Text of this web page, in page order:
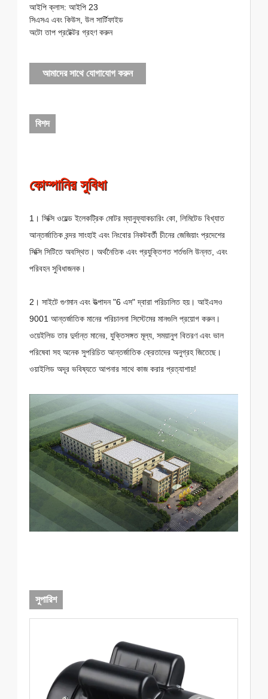
আইপি ক্লাস: আইপি 23
সিএসএ এবং কিউস, উল সার্টিফাইড
অটো তাপ প্রটেক্টর গ্রহণ করুন
আমাদের সাথে যোগাযোগ করুন
বিশদ
কোম্পানির সুবিধা
1। সিক্সি ওয়েল্ড ইলেকট্রিক মোটর ম্যানুফ্যাকচারিং কো, লিমিটেড বিখ্যাত
আন্তর্জাতিক বন্দর সাংহাই এবং নিংবোর নিকটবর্তী চীনের জেজিয়াং প্রদেশের
সিক্সি সিটিতে অবস্থিত। অর্থনৈতিক এবং প্রযুক্তিগত শর্তগুলি উন্নত, এবং
পরিবহন সুবিধাজনক।
2। সাইটে গুণমান এবং উত্পাদন "6 এস" দ্বারা পরিচালিত হয়। আইএসও
9001 আন্তর্জাতিক মানের পরিচালনা সিস্টেমের মানগুলি প্রয়োগ করুন।
ওয়েইলিড তার দুর্দান্ত মানের, যুক্তিসঙ্গত মূল্য, সময়ানুগ বিতরণ এবং ভাল
পরিষেবা সহ অনেক সুপরিচিত আন্তর্জাতিক ক্রেতাদের অনুগ্রহ জিতেছে।
ওয়াইলিড অদূর ভবিষ্যতে আপনার সাথে কাজ করার প্রত্যাশায়!
সুপারিশ